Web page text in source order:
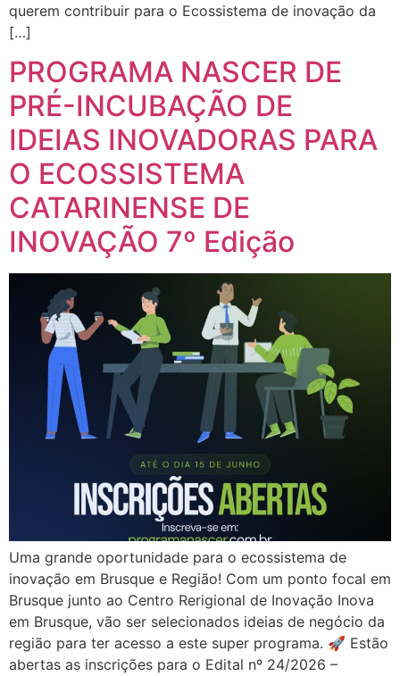
querem contribuir para o Ecossistema de inovação da
[…]
PROGRAMA NASCER DE
PRÉ-INCUBAÇÃO DE
IDEIAS INOVADORAS PARA
O ECOSSISTEMA
CATARINENSE DE
INOVAÇÃO 7º Edição
Uma grande oportunidade para o ecossistema de
inovação em Brusque e Região! Com um ponto focal em
Brusque junto ao Centro Rerigional de Inovação Inova
em Brusque, vão ser selecionados ideias de negócio da
região para ter acesso a este super programa. 🚀 Estão
abertas as inscrições para o Edital nº 24/2026 –